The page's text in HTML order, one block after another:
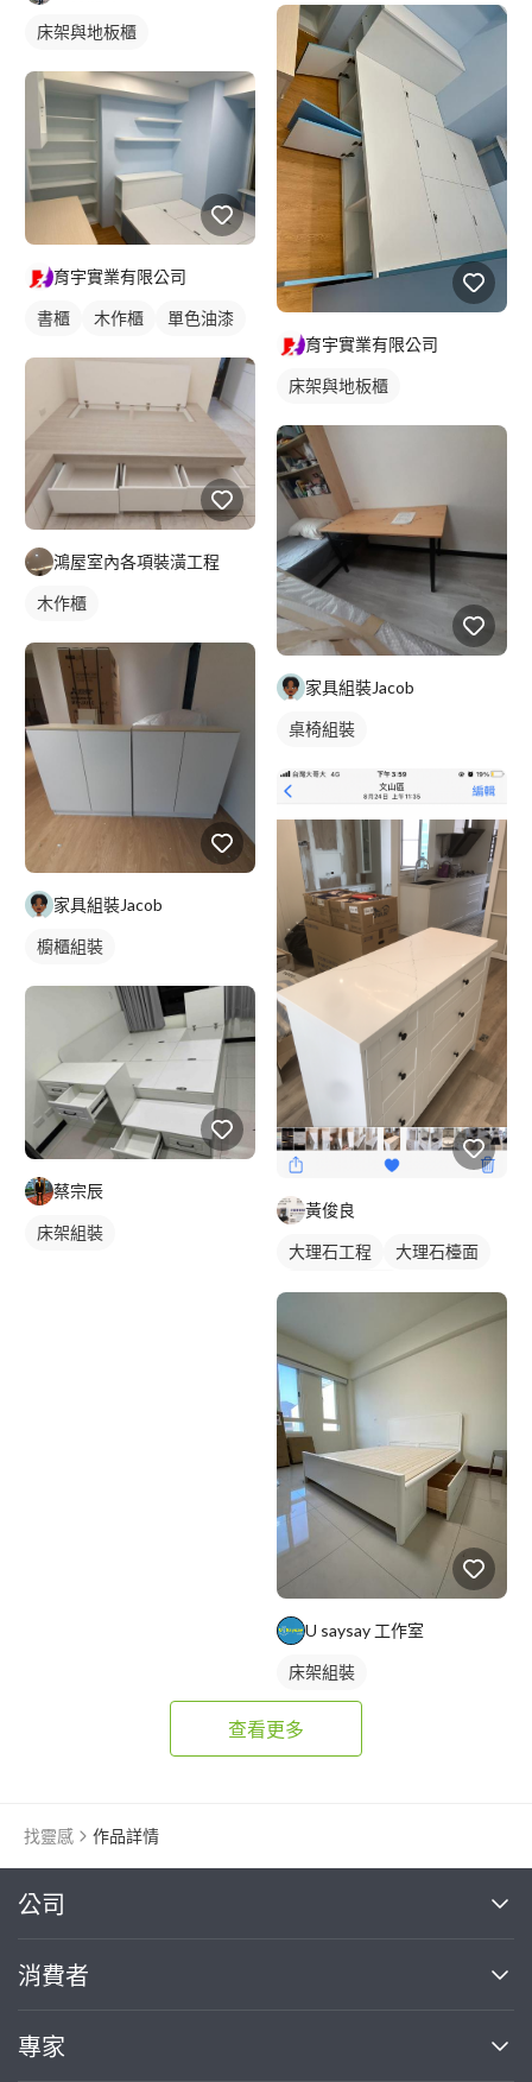
床架與地板櫃
育宇實業有限公司
書櫃 木作櫃 單色油漆
鴻屋室內各項裝潢工程
木作櫃
家具組裝Jacob
櫥櫃組裝
蔡宗辰
床架組裝
育宇實業有限公司
床架與地板櫃
家具組裝Jacob
桌椅組裝
黃俊良
大理石工程
大理石檯面
U saysay 工作室
床架組裝
查看更多
找靈感 作品詳情
公司
關於我們
部落格
消費者
買服務
專家
繼續完成